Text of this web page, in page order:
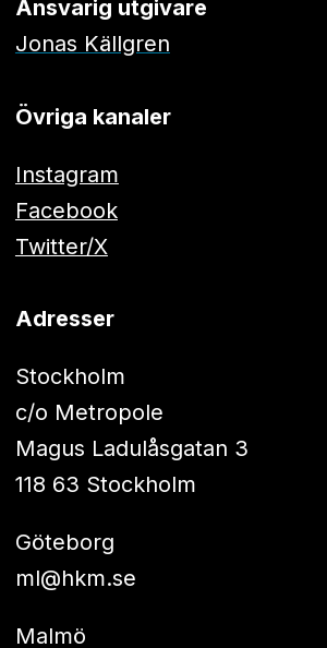
Ansvarig utgivare
Jonas Källgren
Övriga kanaler
Instagram
Facebook
Twitter/X
Adresser
Stockholm
c/o Metropole
Magus Ladulåsgatan 3
118 63 Stockholm
Göteborg
ml@hkm.se
Malmö